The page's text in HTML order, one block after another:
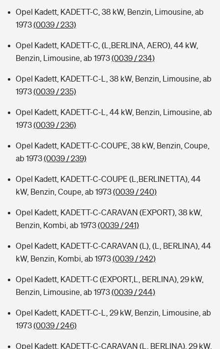
Opel Kadett, KADETT-C, 38 kW, Benzin, Limousine, ab
1973(0039 / 233)
Opel Kadett, KADETT-C, (L,BERLINA, AERO), 44 kW,
Benzin, Limousine, ab 1973(0039 / 234)
Opel Kadett, KADETT-C-L, 38 kW, Benzin, Limousine, ab
1973(0039 / 235)
Opel Kadett, KADETT-C-L, 44 kW, Benzin, Limousine, ab
1973(0039 / 236)
Opel Kadett, KADETT-C-COUPE, 38 kW, Benzin, Coupe,
ab 1973(0039 / 239)
Opel Kadett, KADETT-C-COUPE (L,BERLINETTA), 44
kW, Benzin, Coupe, ab 1973(0039 / 240)
Opel Kadett, KADETT-C-CARAVAN (EXPORT), 38 kW,
Benzin, Kombi, ab 1973(0039 / 241)
Opel Kadett, KADETT-C-CARAVAN (L), (L, BERLINA), 44
kW, Benzin, Kombi, ab 1973(0039 / 242)
Opel Kadett, KADETT-C (EXPORT,L, BERLINA), 29 kW,
Benzin, Limousine, ab 1973(0039 / 244)
Opel Kadett, KADETT-C-L, 29 kW, Benzin, Limousine, ab
1973(0039 / 246)
Opel Kadett, KADETT-C-CARAVAN (L, BERLINA), 29 kW,